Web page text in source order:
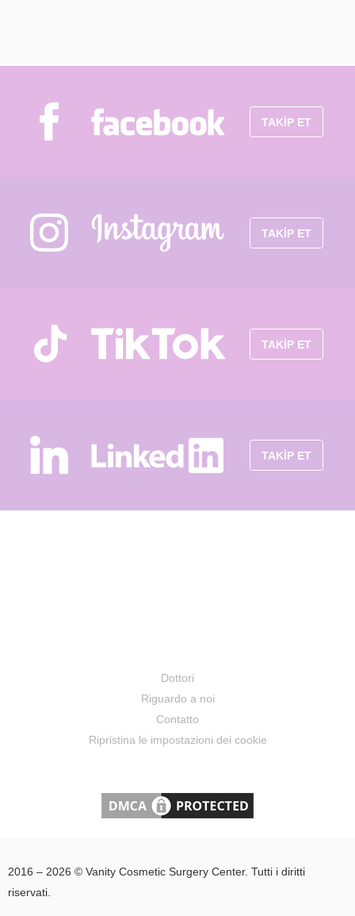
TAKİP ET
TAKİP ET
TAKİP ET
TAKİP ET
Dottori
Riguardo a noi
Contatto
Ripristina le impostazioni dei cookie
2016 – 2026 © Vanity Cosmetic Surgery Center. Tutti i diritti
riservati.